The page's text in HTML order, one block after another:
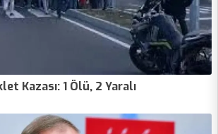
Kazası: 1 Ölü, 2 Yaralı